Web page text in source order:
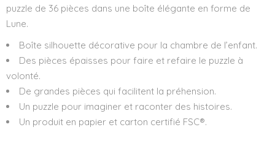
puzzle de 36 pièces dans une boîte élégante en forme de
Lune.
Boîte silhouette décorative pour la chambre de l’enfant.
Des pièces épaisses pour faire et refaire le puzzle à
volonté.
De grandes pièces qui facilitent la préhension.
Un puzzle pour imaginer et raconter des histoires.
Un produit en papier et carton certifié FSC®.